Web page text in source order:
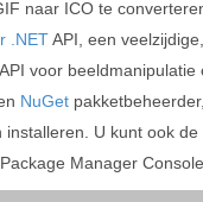
naar ICO te
.NETAPI, een
voor beeldmanipulatie
NuGet
installeren. U kunt ook
Manager Console.